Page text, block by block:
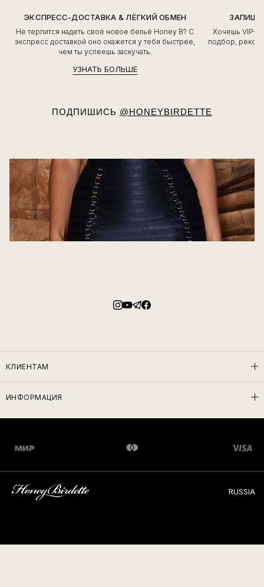
ЭКСПРЕСС-ДОСТАВКА & ЛЁГКИЙ ОБМЕН
Не терпится надеть своё новое бельё Honey B? С
экспресс доставкой оно окажется у тебя быстрее,
чем ты успеешь заскучать.
УЗНАТЬ БОЛЬШЕ
Хочешь VIP-
подбор,
ПОДПИШИСЬ @HONEYBIRDETTE
КЛИЕНТАМ
ИНФОРМАЦИЯ
RUSSIA